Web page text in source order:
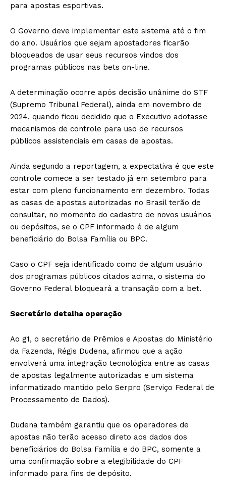
para apostas esportivas.
O Governo deve implementar este sistema até o fim
do ano. Usuários que sejam apostadores ficarão
bloqueados de usar seus recursos vindos dos
programas públicos nas bets on-line.
A determinação ocorre após decisão unânime do STF
(Supremo Tribunal Federal), ainda em novembro de
2024, quando ficou decidido que o Executivo adotasse
mecanismos de controle para uso de recursos
públicos assistenciais em casas de apostas.
Ainda segundo a reportagem, a expectativa é que este
controle comece a ser testado já em setembro para
estar com pleno funcionamento em dezembro. Todas
as casas de apostas autorizadas no Brasil terão de
consultar, no momento do cadastro de novos usuários
ou depósitos, se o CPF informado é de algum
beneficiário do Bolsa Família ou BPC.
Caso o CPF seja identificado como de algum usuário
dos programas públicos citados acima, o sistema do
Governo Federal bloqueará a transação com a bet.
Secretário detalha operação
Ao g1, o secretário de Prêmios e Apostas do Ministério
da Fazenda, Régis Dudena, afirmou que a ação
envolverá uma integração tecnológica entre as casas
de apostas legalmente autorizadas e um sistema
informatizado mantido pelo Serpro (Serviço Federal de
Processamento de Dados).
Dudena também garantiu que os operadores de
apostas não terão acesso direto aos dados dos
beneficiários do Bolsa Família e do BPC, somente a
uma confirmação sobre a elegibilidade do CPF
informado para fins de depósito.